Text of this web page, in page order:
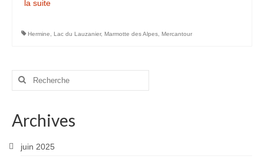
Vanoise
Fleurs printanières
Orchidées
Parcs et Jardins
la suite­­
Hermine Lac du Lauzanier, Marmotte des Alpes Mercantour
Rechercher
Archives
juin 2025